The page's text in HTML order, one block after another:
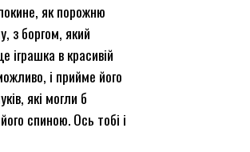
як порожню
з боргом, який
в красивій
і прийме його
які могли б
спиною. Ось тобі і